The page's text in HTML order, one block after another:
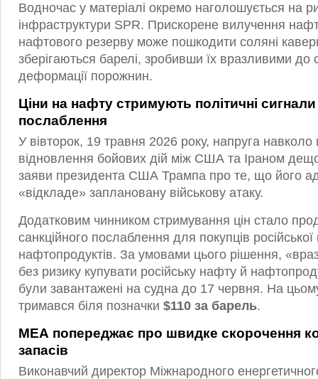
Водночас у матеріалі окремо наголошується на
інфраструктури SPR. Прискорене вилучення
нафтового резерву може пошкодити соляні
зберігаються барелі, зробивши їх вразливими до
деформації порожнин.
Ціни на нафту стримують політичні сигнали
послаблення
У вівторок, 19 травня 2026 року, напруга
відновлення бойових дій між США та Іраном
заяви президента США Трампа про те, що його
«відкладе» заплановану військову атаку.
Додатковим чинником стримування цін стало
санкційного послаблення для покупців
нафтопродуктів. За умовами цього рішення,
без ризику купувати російську нафту й
були завантажені на судна до 17 червня. На
тримався біля позначки $110 за барель.
МЕА попереджає про швидке скорочення
запасів
Виконавчий директор Міжнародного